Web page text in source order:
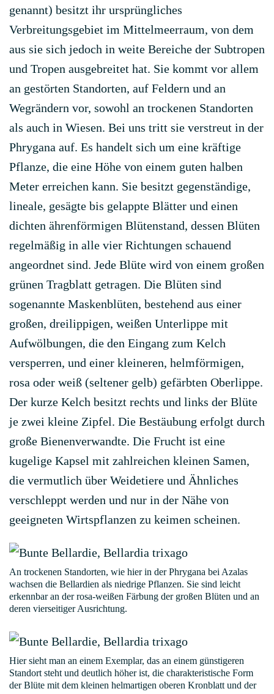
genannt) besitzt ihr ursprüngliches
Verbreitungsgebiet im Mittelmeerraum, von dem
aus sie sich jedoch in weite Bereiche der Subtropen
und Tropen ausgebreitet hat. Sie kommt vor allem
an gestörten Standorten, auf Feldern und an
Wegrändern vor, sowohl an trockenen Standorten
als auch in Wiesen. Bei uns tritt sie verstreut in der
Phrygana auf. Es handelt sich um eine kräftige
Pflanze, die eine Höhe von einem guten halben
Meter erreichen kann. Sie besitzt gegenständige,
lineale, gesägte bis gelappte Blätter und einen
dichten ährenförmigen Blütenstand, dessen Blüten
regelmäßig in alle vier Richtungen schauend
angeordnet sind. Jede Blüte wird von einem großen
grünen Tragblatt getragen. Die Blüten sind
sogenannte Maskenblüten, bestehend aus einer
großen, dreilippigen, weißen Unterlippe mit
Aufwölbungen, die den Eingang zum Kelch
versperren, und einer kleineren, helmförmigen,
rosa oder weiß (seltener gelb) gefärbten Oberlippe.
Der kurze Kelch besitzt rechts und links der Blüte
je zwei kleine Zipfel. Die Bestäubung erfolgt durch
große Bienenverwandte. Die Frucht ist eine
kugelige Kapsel mit zahlreichen kleinen Samen,
die vermutlich über Weidetiere und Ähnliches
verschleppt werden und nur in der Nähe von
geeigneten Wirtspflanzen zu keimen scheinen.
An trockenen Standorten, wie hier in der Phrygana bei Azalas
wachsen die Bellardien als niedrige Pflanzen. Sie sind leicht
erkennbar an der rosa-weißen Färbung der großen Blüten und an
deren vierseitiger Ausrichtung.
Hier sieht man an einem Exemplar, das an einem günstigeren
Standort steht und deutlich höher ist, die charakteristische Form
der Blüte mit dem kleinen helmartigen oberen Kronblatt und der